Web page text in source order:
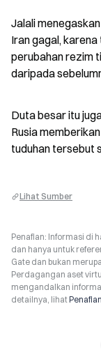
Jalali
Iran gagal,
perubahan rezim
daripada
Duta besar itu
Rusia
tuduhan tersebut
Lihat Sumber
Penafian: Informasi di
dan hanya untuk
Gate dan bukan
Perdagangan aset
mengandalkan
detailnya, lihatPenafian